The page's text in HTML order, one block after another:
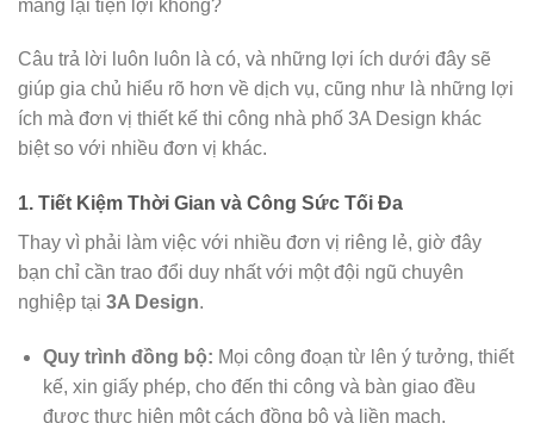
mang lại tiện lợi không?
Câu trả lời luôn luôn là có, và những lợi ích dưới đây sẽ
giúp gia chủ hiểu rõ hơn về dịch vụ, cũng như là những lợi
ích mà đơn vị thiết kế thi công nhà phố 3A Design khác
biệt so với nhiều đơn vị khác.
1. Tiết Kiệm Thời Gian và Công Sức Tối Đa
Thay vì phải làm việc với nhiều đơn vị riêng lẻ, giờ đây
bạn chỉ cần trao đổi duy nhất với một đội ngũ chuyên
nghiệp tại 3A Design.
Quy trình đồng bộ: Mọi công đoạn từ lên ý tưởng, thiết
kế, xin giấy phép, cho đến thi công và bàn giao đều
được thực hiện một cách đồng bộ và liền mạch.